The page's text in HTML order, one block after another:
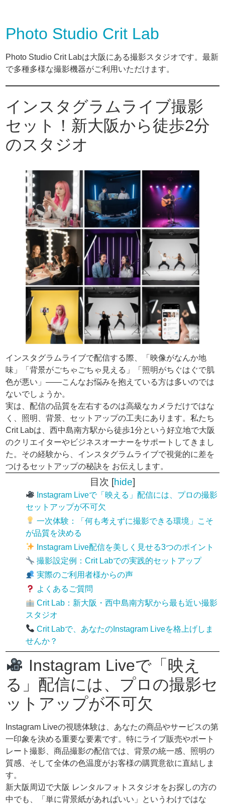
Photo Studio Crit Lab
Photo Studio Crit Labは大阪にある撮影スタジオです。最新
で多種多様な撮影機器がご利用いただけます。
インスタグラムライブ撮影
セット！新大阪から徒歩2分
のスタジオ
インスタグラムライブで配信する際、「映像がなんか地
味」「背景がごちゃごちゃ見える」「照明がちぐはぐで肌
色が悪い」——こんなお悩みを抱えている方は多いのでは
ないでしょうか。
実は、配信の品質を左右するのは高級なカメラだけではな
く、照明、背景、セットアップの工夫にあります。私たち
Crit Labは、西中島南方駅から徒歩1分という好立地で大阪
のクリエイターやビジネスオーナーをサポートしてきまし
た。その経験から、インスタグラムライブで視覚的に差を
つけるセットアップの秘訣を お伝えします。
目次 [hide]
Instagram Liveで「映える」配信には、プロの撮影
セットアップが不可欠
一次体験：「何も考えずに撮影できる環境」こそ
が品質を決める
Instagram Live配信を美しく見せる3つのポイント
撮影設定例：Crit Labでの実践的セットアップ
実際のご利用者様からの声
よくあるご質問
Crit Lab：新大阪・西中島南方駅から最も近い撮影
スタジオ
Crit Labで、あなたのInstagram Liveを格上げしま
せんか？
Instagram Liveで「映え
る」配信には、プロの撮影セ
ットアップが不可欠
Instagram Liveの視聴体験は、あなたの商品やサービスの第
一印象を決める重要な要素です。特にライブ販売やポート
レート撮影、商品撮影の配信では、背景の統一感、照明の
質感、そして全体の色温度がお客様の購買意欲に直結しま
す。
新大阪周辺で大阪 レンタルフォトスタジオをお探しの方の
中でも、「単に背景紙があればいい」というわけではな